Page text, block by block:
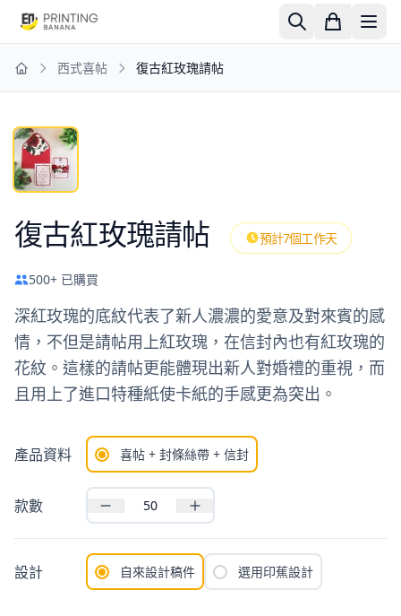
Home 西式喜帖 復古紅玫瑰請帖
復古紅玫瑰請帖 預計7個工作天
500+ 已購買
深紅玫瑰的底紋代表了新人濃濃的愛意及對來賓的感
情，不但是請帖用上紅玫瑰，在信封內也有紅玫瑰的
花紋。這樣的請帖更能體現出新人對婚禮的重視，而
且用上了進口特種紙使卡紙的手感更為突出。
產品資料 喜帖 + 封條絲帶 + 信封
款數
設計 自來設計稿件 選用印蕉設計